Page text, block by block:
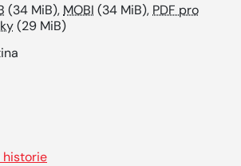
(34 MiB), MOBI (34 MiB), PDF pro
(29 MiB)
historie